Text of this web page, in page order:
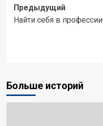
Навигация
записи
Предыдущий
Найти себя в профессии
Больше историй